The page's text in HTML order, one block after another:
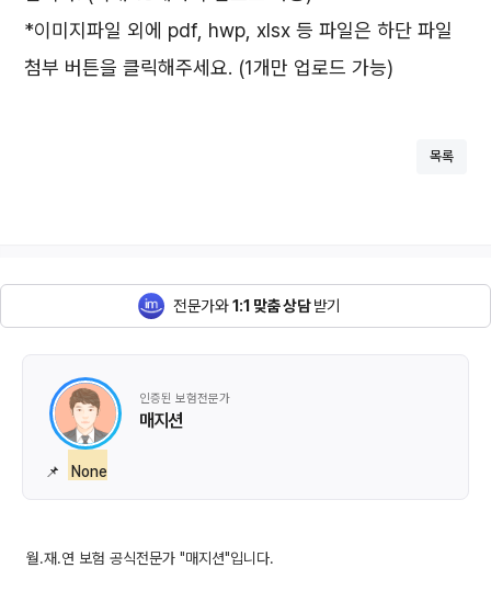
*이미지파일 외에 pdf, hwp, xlsx 등 파일은 하단 파일
첨부 버튼을 클릭해주세요. (1개만 업로드 가능)
목록
전문가와1:1 맞춤 상담받기
인증된 보험전문가
매지션
📌 None
월.재.연 보험 공식전문가 "매지션"입니다.